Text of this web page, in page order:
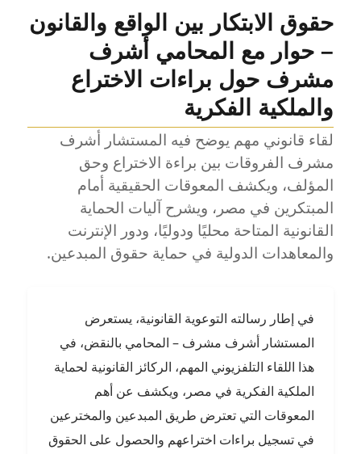
براءة
الاختراع؟
القيود
القانونية
رغم
استيفاء
الشروط”
حقوق الابتكار بين الواقع والقانون
– حوار مع المحامي أشرف
مشرف حول براءات الاختراع
والملكية الفكرية
لقاء قانوني مهم يوضح فيه المستشار أشرف
مشرف الفروقات بين براءة الاختراع وحق
المؤلف، ويكشف المعوقات الحقيقية أمام
المبتكرين في مصر، ويشرح آليات الحماية
القانونية المتاحة محليًا ودوليًا، ودور الإنترنت
والمعاهدات الدولية في حماية حقوق المبدعين.
في إطار رسالته التوعوية القانونية، يستعرض
المستشار أشرف مشرف – المحامي بالنقض، في
هذا اللقاء التلفزيوني المهم، الركائز القانونية لحماية
الملكية الفكرية في مصر، ويكشف عن أهم
المعوقات التي تعترض طريق المبدعين والمخترعين
في تسجيل براءات اختراعهم والحصول على الحقوق